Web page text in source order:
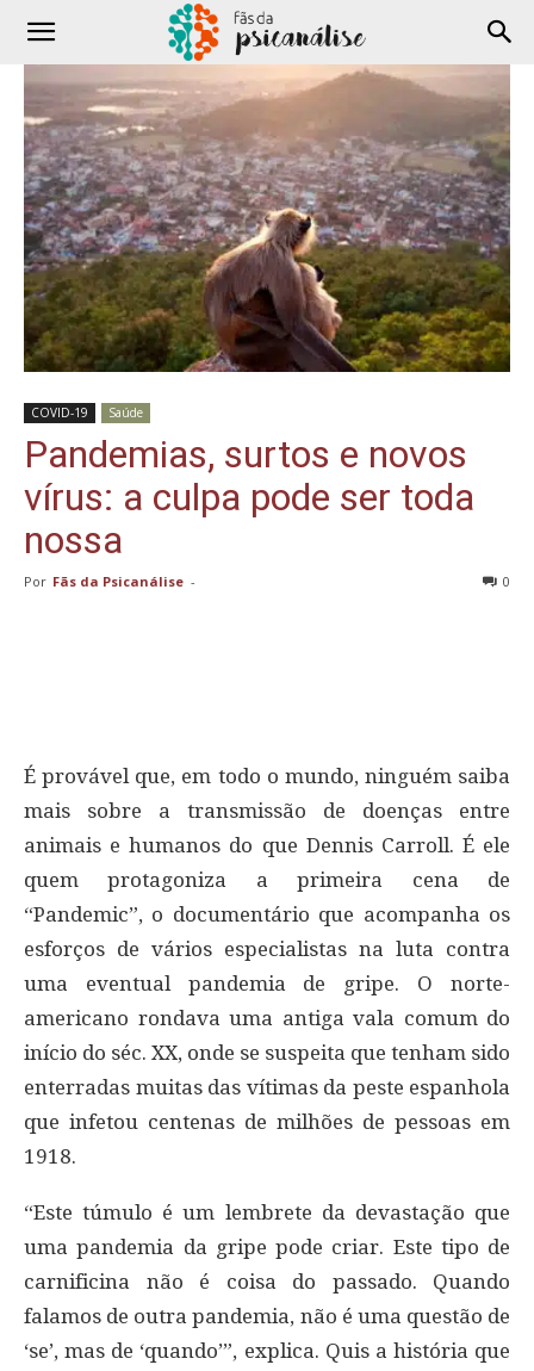
COVID-19 Saúde
Pandemias, surtos e novos
vírus: a culpa pode ser toda
nossa
Por Fãs da Psicanálise - 0
É provável que, em todo o mundo, ninguém saiba
mais sobre a transmissão de doenças entre
animais e humanos do que Dennis Carroll. É ele
quem protagoniza a primeira cena de
“Pandemic”, o documentário que acompanha os
esforços de vários especialistas na luta contra
uma eventual pandemia de gripe. O norte-
americano rondava uma antiga vala comum do
início do séc. XX, onde se suspeita que tenham sido
enterradas muitas das vítimas da peste espanhola
que infetou centenas de milhões de pessoas em
1918.
“Este túmulo é um lembrete da devastação que
uma pandemia da gripe pode criar. Este tipo de
carnificina não é coisa do passado. Quando
falamos de outra pandemia, não é uma questão de
‘se’, mas de ‘quando’”, explica. Quis a história que